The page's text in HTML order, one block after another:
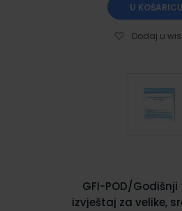
U KOŠARICU
Dodaj u
GFI-POD/
izvještaj za velike,